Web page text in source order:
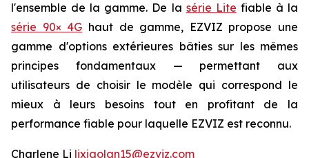
l'ensemble de la gamme. De la série Lite fiable à la
série 90× 4G haut de gamme, EZVIZ propose une
gamme d'options extérieures bâties sur les mêmes
principes fondamentaux — permettant aux
utilisateurs de choisir le modèle qui correspond le
mieux à leurs besoins tout en profitant de la
performance fiable pour laquelle EZVIZ est reconnu.
Charlene Li lixiaolan15@ezviz.com